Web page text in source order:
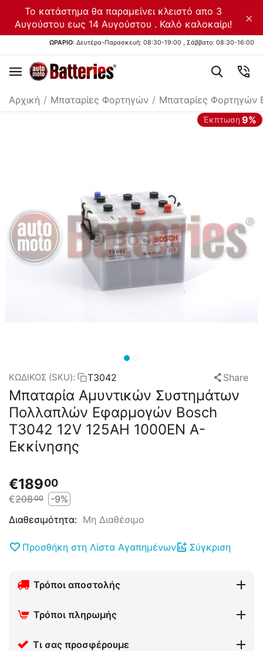
Το κατάστημα θα παραμείνει κλειστό απο 3
Αυγούστου εως 14 Αυγούστου . Καλό καλοκαίρι!
×
ΩΡΑΡΙΟ: Δευτέρα-Παρασκευή: 08:30-19:00 , Σάββατο: 08:30-16:00
Αρχική / Μπαταρίες Φορτηγών / Μπαταρίες Φορτηγών
Έκπτωση 9%
ΚΩΔΙΚΟΣ (SKU): T3042 Share
Μπαταρία Αμυντικών Συστημάτων
Πολλαπλών Εφαρμογών Bosch
T3042 12V 125AH 1000EN Α-
Εκκίνησης
€18900
€20800
-9%
Διαθεσιμότητα: Μη Διαθέσιμο
Προσθήκη στη Λίστα Αγαπημένων Σύγκριση
Τρόποι αποστολής
Τρόποι πληρωμής
Τι σας προσφέρουμε